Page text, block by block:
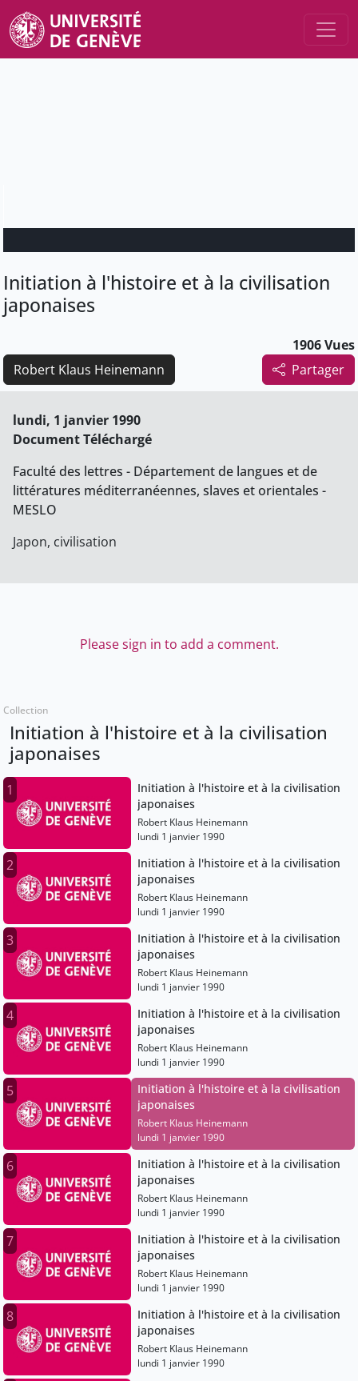
Initiation à l'histoire et à la civilisation
japonaises
1906 Vues
Partager
Robert Klaus Heinemann
lundi, 1 janvier 1990
Document Téléchargé
Faculté des lettres - Département de langues et de
littératures méditerranéennes, slaves et orientales -
MESLO
Japon, civilisation
Please sign in to add a comment.
Collection
Initiation à l'histoire et à la civilisation
japonaises
1
Initiation à l'histoire et à la civilisation
japonaises
Robert Klaus Heinemann
lundi 1 janvier 1990
2
Initiation à l'histoire et à la civilisation
japonaises
Robert Klaus Heinemann
lundi 1 janvier 1990
3
Initiation à l'histoire et à la civilisation
japonaises
Robert Klaus Heinemann
lundi 1 janvier 1990
4
Initiation à l'histoire et à la civilisation
japonaises
Robert Klaus Heinemann
lundi 1 janvier 1990
5
Initiation à l'histoire et à la civilisation
japonaises
Robert Klaus Heinemann
lundi 1 janvier 1990
6
Initiation à l'histoire et à la civilisation
japonaises
Robert Klaus Heinemann
lundi 1 janvier 1990
7
Initiation à l'histoire et à la civilisation
japonaises
Robert Klaus Heinemann
lundi 1 janvier 1990
8
Initiation à l'histoire et à la civilisation
japonaises
Robert Klaus Heinemann
lundi 1 janvier 1990